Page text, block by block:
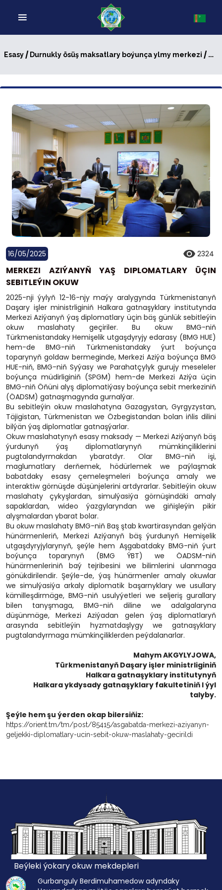
Esasy/ Durnukly ösüş maksatlary boýunça ylmy merkezi / MERKEZI AZIÝANYŇ YAŞ DIPLOMATLARY ÜÇIN SEBITLEÝIN OKUW
16/05/2025 2324
MERKEZI AZIÝANYŇ YAŞ DIPLOMATLARY ÜÇIN
SEBITLEÝIN OKUW
2025-nji ýylyň 12-16-njy maýy aralygynda Türkmenistanyň
Daşary işler ministrliginiň Halkara gatnaşyklary institutynda
Merkezi Aziýanyň ýaş diplomatlary üçin bäş günlük sebitleýin
okuw maslahaty geçiriler. Bu okuw BMG-niň
Türkmenistandaky Hemişelik utgaşdyryjy edarasy (BMG HUE)
hem-de BMG-niň Türkmenistandaky ýurt boýunça
toparynyň goldaw bermeginde, Merkezi Aziýa boýunça BMG
HUE-niň, BMG-niň Syýasy we Parahatçylyk gurujy meseleler
boýunça müdirliginiň (SPGM) hem-de Merkezi Aziýa üçin
BMG-niň Öňüni alyş diplomatiýasy boýunça sebit merkeziniň
(ÖADSM) gatnaşmagynda gurnalýar.
Bu sebitleýin okuw maslahatyna Gazagystan, Gyrgyzystan,
Täjigistan, Türkmenistan we Özbegistandan bolan iňlis dilini
bilýän ýaş diplomatlar gatnaşýarlar.
Okuw maslahatynyň esasy maksady — Merkezi Aziýanyň bäş
ýurdunyň ýaş diplomatlarynyň mümkinçiliklerini
pugtalandyrmakdan ybaratdyr. Olar BMG-niň işi,
maglumatlary derňemek, hödürlemek we paýlaşmak
babatdaky esasy çemeleşmeleri boýunça amaly we
interaktiw görnüşde düşünjelerini artdyrarlar. Sebitleýin okuw
maslahaty çykyşlardan, simulýasiýa görnüşindäki amaly
sapaklardan, wideo ýazgylaryndan we giňişleýin pikir
alyşmalardan ybarat bolar.
Bu okuw maslahaty BMG-niň Baş ştab kwartirasyndan gelýän
hünärmenleriň, Merkezi Aziýanyň bäş ýurdunyň Hemişelik
utgaşdyryjylarynyň, şeýle hem Aşgabatdaky BMG-niň ýurt
boýunça toparynyň (BMG ÝBT) we ÖADSM-niň
hünärmenleriniň baý tejribesini we bilimlerini ulanmaga
gönükdirilendir. Şeýle-de, ýaş hünärmenler amaly okuwlar
we simulýasiýa arkaly diplomatik başarnyklary we usullary
kämilleşdirmäge, BMG-niň usulyýetleri we seljeriş gurallary
bilen tanyşmaga, BMG-niň diline we adalgalaryna
düşünmäge, Merkezi Aziýadan gelen ýaş diplomatlaryň
arasynda sebitleýin hyzmatdaşlygy we gatnaşyklary
pugtalandyrmaga mümkinçiliklerden peýdalanarlar.
Mahym AKGYLYJOWA,
Türkmenistanyň Daşary işler ministrliginiň
Halkara gatnaşyklary institutynyň
Halkara ykdysady gatnaşyklary fakultetiniň I ýyl
talyby.
Şeýle hem şu ýerden okap bilersiňiz:
https://orient.tm/tm/post/85415/asgabatda-merkezi-aziyanyn-
geljekki-diplomatlary-ucin-sebit-okuw-maslahaty-gecirildi
Beýleki ýokary okuw mekdepleri
Gurbanguly Berdimuhamedow adyndaky